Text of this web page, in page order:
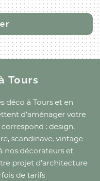
Tours
déco à Tours et en
d’aménager votre
: design,
scandinave, vintage
nos décorateurs et
projet d’architecture
de tarifs